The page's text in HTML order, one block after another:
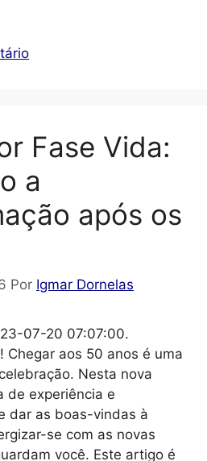
Fase Vida:
a
após os
Por Igmar Dornelas
07-20 07:07:00.
Chegar aos 50 anos é uma
Nesta nova
de experiência e
dar as boas-vindas à
se com as novas
você. Este artigo é